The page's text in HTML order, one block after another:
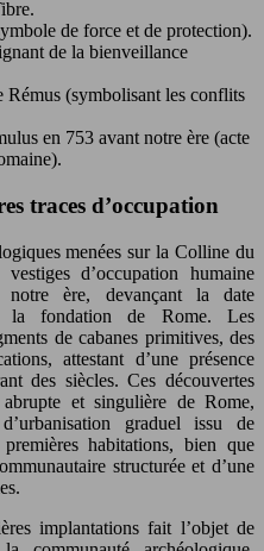
de force et de protection).
de la bienveillance
(symbolisant les conflits
en 753 avant notre ère (acte
traces d’occupation
menées sur la Colline du
d’occupation humaine
ère, devançant la date
la fondation de Rome. Les
de cabanes primitives, des
attestant d’une présence
des siècles. Ces découvertes
et singulière de Rome,
graduel issu de
habitations, bien que
structurée et d’une
implantations fait l’objet de